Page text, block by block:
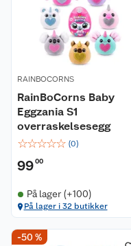
RAINBOCORNS
RainBoCorns Baby
Eggzania S1
overraskelsesegg
☆☆☆☆☆ (0)
9900
På lager (+100)
På lager i 32 butikker
-50 %